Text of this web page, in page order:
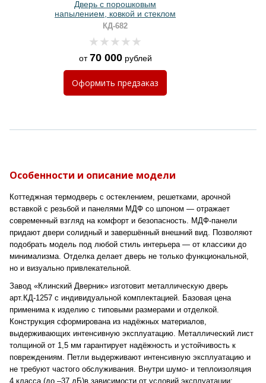
Дверь с порошковым
напылением, ковкой и стеклом
КД-682
от70 000рублей
Оформить предзаказ
Особенности и описание модели
Коттеджная термодверь с остеклением, решетками, арочной
вставкой с резьбой и панелями МДФ со шпоном — отражает
современный взгляд на комфорт и безопасность. МДФ-панели
придают двери солидный и завершённый внешний вид. Позволяют
подобрать модель под любой стиль интерьера — от классики до
минимализма. Отделка делает дверь не только функциональной,
но и визуально привлекательной.
Завод «Клинский Дверник» изготовит металлическую дверь
арт.КД-1257 с индивидуальной комплектацией. Базовая цена
применима к изделию с типовыми размерами и отделкой.
Конструкция сформирована из надёжных материалов,
выдерживающих интенсивную эксплуатацию. Металлический лист
толщиной от 1,5 мм гарантирует надёжность и устойчивость к
повреждениям. Петли выдерживают интенсивную эксплуатацию и
не требуют частого обслуживания. Внутри шумо- и теплоизоляция
4 класса (до –37 дБ)в зависимости от условий эксплуатации: